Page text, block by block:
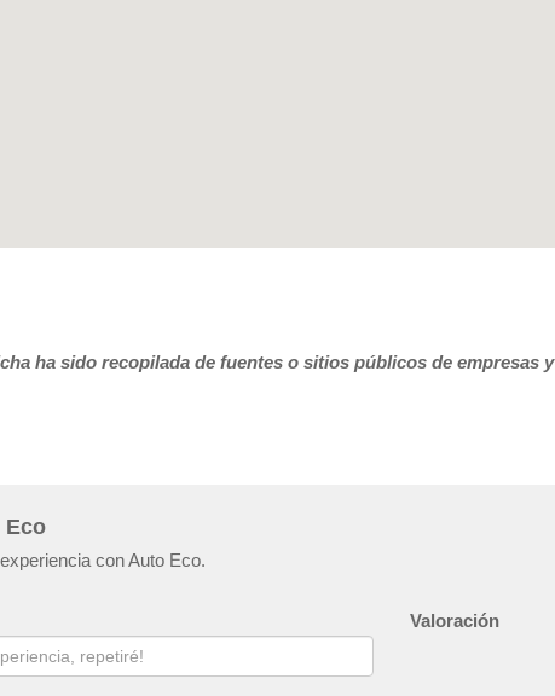
ha sido recopilada de fuentes o sitios públicos de empresas y
Eco
con Auto Eco.
Valoración